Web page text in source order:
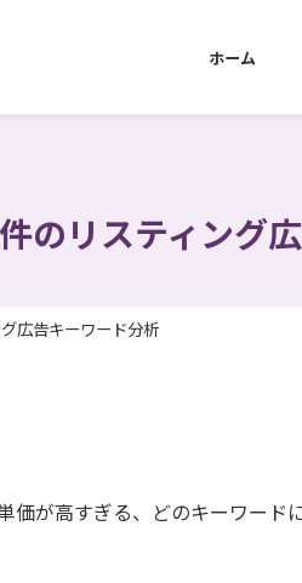
ホーム
のリスティング
広告キーワード分析
価が高すぎる、どのキーワード